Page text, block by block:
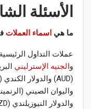
الأسئلة
ما هي اسماء العملات
والجنيه الإسترليني
والدولار النيوزيلندي (NZD) والبيزو المكسيكي (MXN).